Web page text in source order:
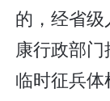
的，经省
康行政部
临时征兵体